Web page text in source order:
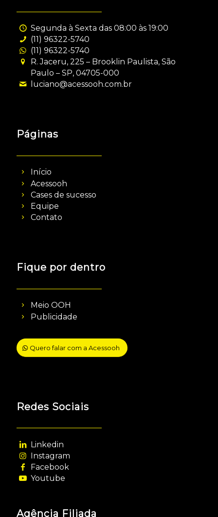
Segunda à Sexta das 08:00 às 19:00
(11) 96322-5740
(11) 96322-5740
R. Jaceru, 225 – Brooklin Paulista, São
Paulo – SP, 04705-000
luciano@acessooh.com.br
Páginas
Início
Acessooh
Cases de sucesso
Equipe
Contato
Fique por dentro
Meio OOH
Publicidade
Quero falar com a Acessooh
Redes Sociais
Linkedin
Instagram
Facebook
Youtube
Agência Filiada